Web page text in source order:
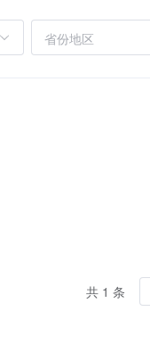
省份地区
共 1 条